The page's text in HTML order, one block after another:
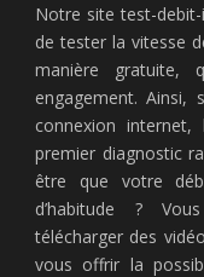
Notre site test-
de tester la vitesse
manière gratuite,
engagement. Ainsi,
connexion
premier diagnostic
être que votre
d’habitude ?
télécharger des
vous offrir la